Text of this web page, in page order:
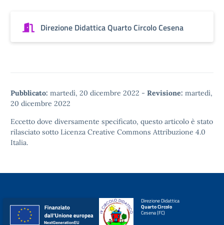
Direzione Didattica Quarto Circolo Cesena
Pubblicato: martedì, 20 dicembre 2022 - Revisione: martedì,
20 dicembre 2022
Eccetto dove diversamente specificato, questo articolo è stato
rilasciato sotto Licenza Creative Commons Attribuzione 4.0
Italia.
Direzione Didattica
Quarto Circolo
Cesena (FC)